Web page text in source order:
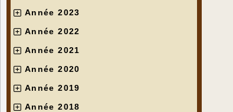
Année 2023
Année 2022
Année 2021
Année 2020
Année 2019
Année 2018